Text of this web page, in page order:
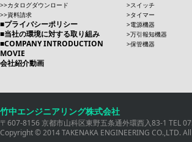
カタログダウンロード
資料請求
プライバシーポリシー
当社の環境に対する取り組み
COMPANY INTRODUCTION
MOVIE
会社紹介動画
スイッチ
タイマー
電源機器
万引報知機器
保管機器
竹中エンジニアリング株式会社
〒607-8156 京都市山科区東野五条通外環西入83-1 TEL
Copyright © 2014 TAKENAKA ENGINEERING CO.,LTD.